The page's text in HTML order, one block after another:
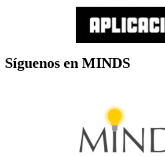
Síguenos en MINDS